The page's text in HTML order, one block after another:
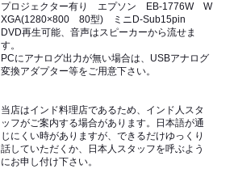
プロジェクター有り エプソン EB-1776W W
XGA(1280×800 80型) ミニD-Sub15pin
DVD再生可能、音声はスピーカーから流せま
す。
PCにアナログ出力が無い場合は、USBアナログ
変換アダプター等をご用意下さい。
当店はインド料理店であるため、インド人スタ
ッフがご案内する場合があります。日本語が通
じにくい時がありますが、できるだけゆっくり
話していただくか、日本人スタッフを呼ぶよう
にお申し付け下さい。